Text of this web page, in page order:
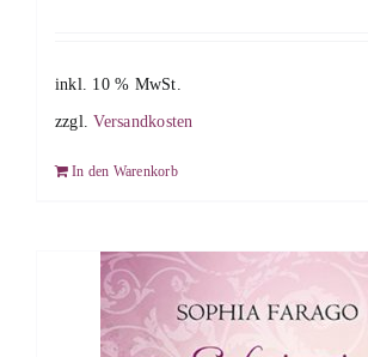
inkl. 10 % MwSt.
zzgl.Versandkosten
In den Warenkorb